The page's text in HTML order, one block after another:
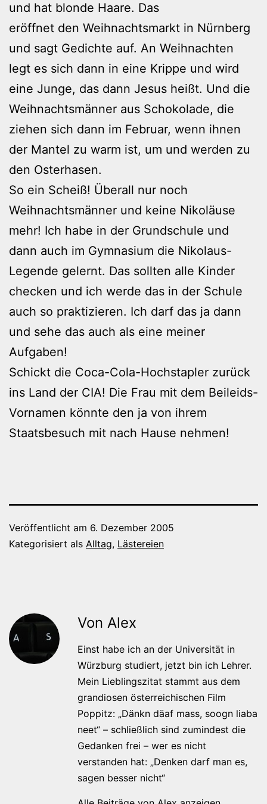
und hat blonde Haare. Das
eröffnet den Weihnachtsmarkt in Nürnberg
und sagt Gedichte auf. An Weihnachten
legt es sich dann in eine Krippe und wird
eine Junge, das dann Jesus heißt. Und die
Weihnachtsmänner aus Schokolade, die
ziehen sich dann im Februar, wenn ihnen
der Mantel zu warm ist, um und werden zu
den Osterhasen.
So ein Scheiß! Überall nur noch
Weihnachtsmänner und keine Nikoläuse
mehr! Ich habe in der Grundschule und
dann auch im Gymnasium die Nikolaus-
Legende gelernt. Das sollten alle Kinder
checken und ich werde das in der Schule
auch so praktizieren. Ich darf das ja dann
und sehe das auch als eine meiner
Aufgaben!
Schickt die Coca-Cola-Hochstapler zurück
ins Land der CIA! Die Frau mit dem Beileids-
Vornamen könnte den ja von ihrem
Staatsbesuch mit nach Hause nehmen!
Veröffentlicht am 6. Dezember 2005
Kategorisiert als Alltag, Lästereien
Von Alex
Einst habe ich an der Universität in
Würzburg studiert, jetzt bin ich Lehrer.
Mein Lieblingszitat stammt aus dem
grandiosen österreichischen Film
Poppitz: „Dänkn däaf mass, soogn liaba
neet“ – schließlich sind zumindest die
Gedanken frei – wer es nicht
verstanden hat: „Denken darf man es,
sagen besser nicht“